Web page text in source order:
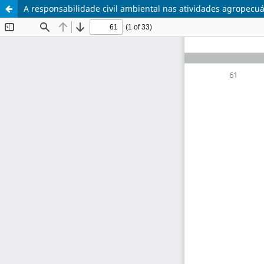
A responsabilidade civil ambiental nas atividades